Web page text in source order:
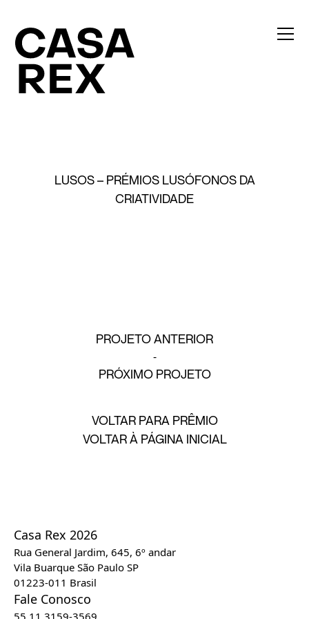
LUSOS – PRÉMIOS LUSÓFONOS DA
CRIATIVIDADE
PROJETO ANTERIOR
PRÓXIMO PROJETO
VOLTAR PARA PRÊMIO
VOLTAR À PÁGINA INICIAL
Casa Rex 2026
Rua General Jardim, 645, 6º andar
Vila Buarque São Paulo SP
01223-011 Brasil
Fale Conosco